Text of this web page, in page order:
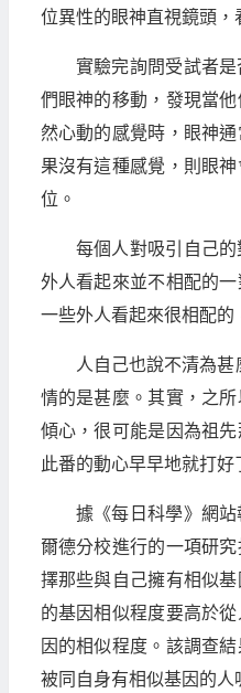
位異性的眼神直視鏡頭，
實驗完詢問受試者
們眼神的移動，發現當
然心動的感覺時，眼神
果沒有這種感覺，則眼
位。
每個人對吸引自己
外人看起來並不相配的
一些外人看起來很相配的
人自己也說不清為
情的是甚麼。其實，之
傾心，很可能是因為祖
此番的動心早早地就打好
據《每日科學》網
爾德分校進行的一項研
擇那些與自己擁有相似
的基因相似程度要高於
因的相似程度。該調查
被同自身有相似基因的人